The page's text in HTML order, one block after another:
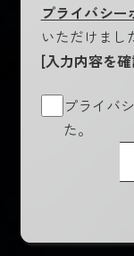
プライバシー
いただけまし
[入力内容を
プライバ
た。